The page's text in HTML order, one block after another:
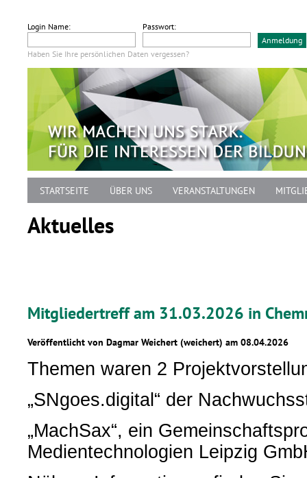
Login Name: Passwort:
Haben Sie Ihre persönlichen Daten vergessen?
STARTSEITE ÜBER UNS VERANSTALTUNGEN
Aktuelles
Mitgliedertreff am 31.03.2026 in
Veröffentlicht von Dagmar Weichert (weichert) am 08.04.2026
Themen waren 2
„SNgoes.digital“ der
„MachSax“, ein
Medientechnologien Leipzig